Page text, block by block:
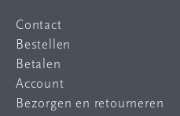
Contact
Bestellen
Betalen
Account
Bezorgen en retourneren